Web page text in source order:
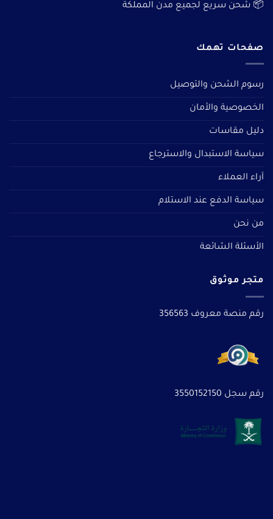
📦 شحن سريع لجميع مدن المملكة
صفحات تهمك
رسوم الشحن والتوصيل
الخصوصية والأمان
دليل مقاسات
سياسة الاستبدال والاسترجاع
آراء العملاء
سياسة الدفع عند الاستلام
من نحن
الأسئلة الشائعة
متجر موثوق
رقم منصة معروف 356563
رقم سجل 3550152150